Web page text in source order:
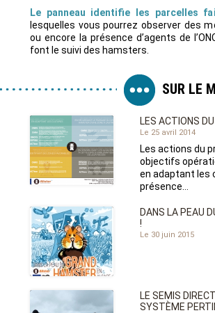
Le panneau identifie les parcelles
lesquelles vous pourrez observer des
ou encore la présence d’agents de
font le suivi des hamsters.
SUR LE
LES ACTIONS
Le 25 avril 2014
Les actions du
objectifs
en adaptant les
présence…
DANS LA PEAU
!
Le 30 juin 2015
LE SEMIS
SYSTÈME